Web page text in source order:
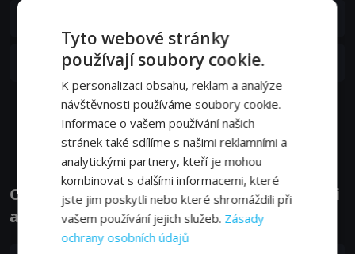
8. epizoda:Dick a Carol a Ted a Kory
Zobrazit další epizody
Obsazení filmu nebo pořadu Titans - Herci
a tvůrci
Tyto webové stránky
používají soubory cookie.
K personalizaci obsahu, reklam a analýze
návštěvnosti používáme soubory cookie.
Informace o vašem používání našich
stránek také sdílíme s našimi reklamními a
analytickými partnery, kteří je mohou
kombinovat s dalšími informacemi, které
jste jim poskytli nebo které shromáždili při
vašem používání jejich služeb. Zásady
ochrany osobních údajů